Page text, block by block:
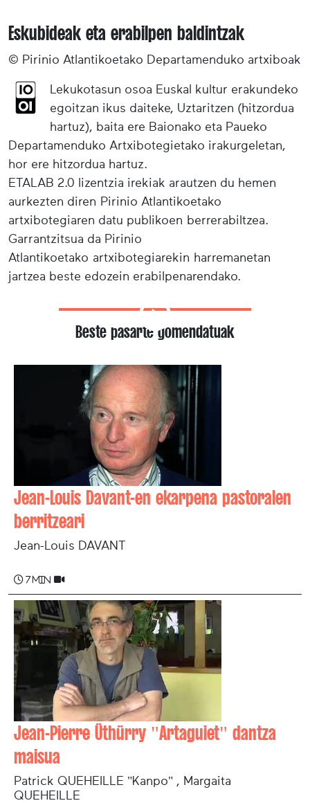
Eskubideak eta erabilpen baldintzak
© Pirinio Atlantikoetako Departamenduko artxiboak
Lekukotasun osoa Euskal kultur erakundeko
egoitzan ikus daiteke, Uztaritzen (hitzordua
hartuz), baita ere Baionako eta Paueko
Departamenduko Artxibotegietako irakurgeletan,
hor ere hitzordua hartuz.
ETALAB 2.0 lizentzia irekiak arautzen du hemen
aurkezten diren Pirinio Atlantikoetako
artxibotegiaren datu publikoen berrerabiltzea.
Garrantzitsua da Pirinio
Atlantikoetako artxibotegiarekin harremanetan
jartzea beste edozein erabilpenarendako.
Beste pasarte gomendatuak
Jean-Louis Davant-en ekarpena pastoralen
berritzeari
Jean-Louis DAVANT
7 min
Jean-Pierre Üthürry "Artaguiet" dantza
maisua
Patrick QUEHEILLE "Kanpo" , Margaita
QUEHEILLE